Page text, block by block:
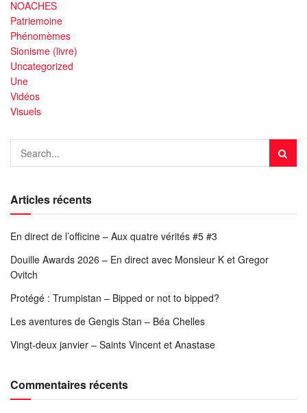
NOACHES
Patriemoine
Phénomèmes
Sionisme (livre)
Uncategorized
Une
Vidéos
Visuels
Articles récents
En direct de l’officine – Aux quatre vérités #5 #3
Douille Awards 2026 – En direct avec Monsieur K et Gregor
Ovitch
Protégé : Trumpistan – Bipped or not to bipped?
Les aventures de Gengis Stan – Béa Chelles
Vingt-deux janvier – Saints Vincent et Anastase
Commentaires récents